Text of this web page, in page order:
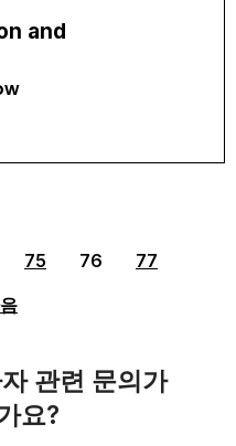
and
75 76
77
관련 문의가
요?